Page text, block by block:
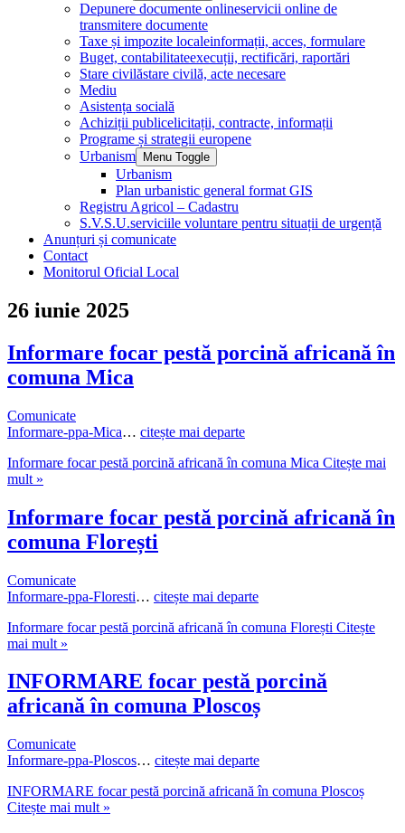
Depunere documente onlineservicii online de
transmitere documente
Taxe și impozite localeinformații, acces, formulare
Buget, contabilitateexecuții, rectificări, raportări
Stare civilăstare civilă, acte necesare
Mediu
Asistența socială
Achiziții publicelicitații, contracte, informații
Programe și strategii europene
Urbanism
Menu Toggle
Urbanism
Plan urbanistic general format GIS
Registru Agricol – Cadastru
S.V.S.U.serviciile voluntare pentru situații de urgență
Anunțuri și comunicate
Contact
Monitorul Oficial Local
26 iunie 2025
Informare focar pestă porcină africană în
comuna Mica
Comunicate
Informare-ppa-Mica… citește mai departe
Informare focar pestă porcină africană în comuna Mica Citește mai
mult »
Informare focar pestă porcină africană în
comuna Florești
Comunicate
Informare-ppa-Floresti… citește mai departe
Informare focar pestă porcină africană în comuna Florești Citește
mai mult »
INFORMARE focar pestă porcină
africană în comuna Ploscoș
Comunicate
Informare-ppa-Ploscos… citește mai departe
INFORMARE focar pestă porcină africană în comuna Ploscoș
Citește mai mult »